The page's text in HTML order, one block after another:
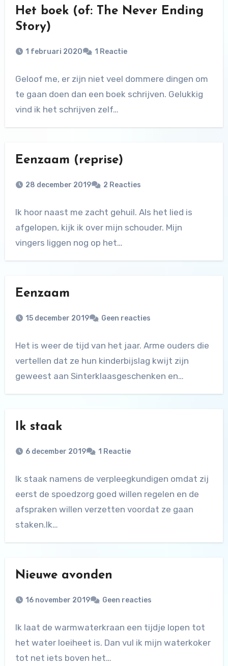
Het boek (of: The Never Ending
Story)
1 februari 2020 1 Reactie
Geloof me, er zijn niet veel dommere dingen om
te gaan doen dan een boek schrijven. Gelukkig
vind ik het schrijven zelf…
Eenzaam (reprise)
28 december 2019 2 Reacties
Ik hoor naast me zacht gehuil. Als het lied is
afgelopen, kijk ik over mijn schouder. Mijn
vingers liggen nog op het…
Eenzaam
15 december 2019 Geen reacties
Het is weer de tijd van het jaar. Arme ouders die
vertellen dat ze hun kinderbijslag kwijt zijn
geweest aan Sinterklaasgeschenken en…
Ik staak
6 december 2019 1 Reactie
Ik staak namens de verpleegkundigen omdat zij
eerst de spoedzorg goed willen regelen en de
afspraken willen verzetten voordat ze gaan
staken.Ik…
Nieuwe avonden
16 november 2019 Geen reacties
Ik laat de warmwaterkraan een tijdje lopen tot
het water loeiheet is. Dan vul ik mijn waterkoker
tot net iets boven het…